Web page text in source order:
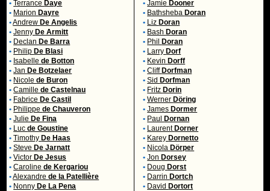
• Terrance Daye
• Marion Dayre
•Andrew De Angelis
• Jenny De Armitt
• Declan De Barra
• Philip De Blasi
• Isabellede Botton
• Jan De Botzelaer
• Nicolede Buron
• Camillede Castelnau
• Fabrice De Castil
• Philippede Chauveron
• Julie De Fina
• Lucde Goustine
• Timothy De Haas
• Steve De Jarnatt
• Victor De Jesus
• Carolinede Kergariou
•Alexandrede la Patellière
• Nonny De La Pena
• Jamie Dooner
• Bathsheba Doran
• Liz Doran
• Bash Doran
• Phil
Doran
• Larry Dorf
• Kevin Dorff
• Cliff Dorfman
• Sid Dorfman
• Fritz Dorin
• Werner Döring
• James Dormer
• Paul
Dornan
• Laurent Dorner
• Karey Dornetto
• Nicola Dörper
• Jon Dorsey
• Doug Dorst
• Darrin Dortch
• David Dortort